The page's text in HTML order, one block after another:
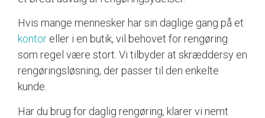
Hvis mange mennesker har sin daglige gang på et
kontor eller i en butik, vil behovet for rengøring
som regel være stort. Vi tilbyder at skræddersy en
rengøringsløsning, der passer til den enkelte
kunde.
Har du brug for daglig rengøring, klarer vi nemt